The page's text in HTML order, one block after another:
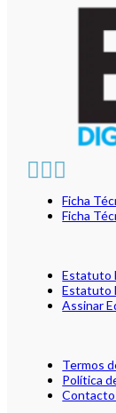
Ficha
Ficha
Estatuto
Estatuto
Assinar
Termos
Política